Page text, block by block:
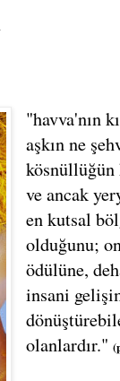
"havva'nın
aşkın ne
kösnüllüğün
ve ancak
en kutsal
olduğunu;
ödülüne,
insani
olanlardır."